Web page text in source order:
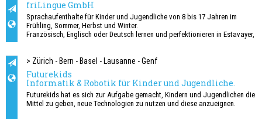
friLingue GmbH
Sprachaufenthalte für Kinder und Jugendliche von 8 bis 17 Jahren im
Frühling, Sommer, Herbst und Winter.
Französisch, Englisch oder Deutsch lernen und perfektionieren in Estavayer,
> Zürich - Bern - Basel - Lausanne - Genf
Futurekids
Informatik & Robotik für Kinder und Jugendliche.
Futurekids hat es sich zur Aufgabe gemacht, Kindern und Jugendlichen die
Mittel zu geben, neue Technologien zu nutzen und diese anzueignen.